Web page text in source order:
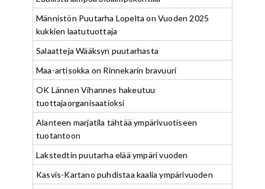
Männistön Puutarha Lopelta on Vuoden 2025
kukkien laatutuottaja
Salaatteja Wääksyn puutarhasta
Maa-artisokka on Rinnekarin bravuuri
OK Lännen Vihannes hakeutuu
tuottajaorganisaatioksi
Alanteen marjatila tähtää ympärivuotiseen
tuotantoon
Lakstedtin puutarha elää ympäri vuoden
Kasvis-Kartano puhdistaa kaalia ympärivuoden